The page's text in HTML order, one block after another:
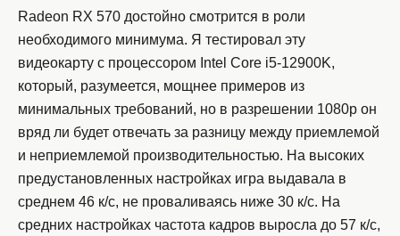
Radeon RX 570 достойно смотрится в роли
необходимого минимума. Я тестировал эту
видеокарту с процессором Intel Core i5-12900K,
который, разумеется, мощнее примеров из
минимальных требований, но в разрешении 1080p он
вряд ли будет отвечать за разницу между приемлемой
и неприемлемой производительностью. На высоких
предустановленных настройках игра выдавала в
среднем 46 к/с, не проваливаясь ниже 30 к/с. На
средних настройках частота кадров выросла до 57 к/с,